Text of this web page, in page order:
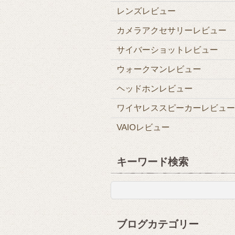
レンズレビュー
カメラアクセサリーレビュー
サイバーショットレビュー
ウォークマンレビュー
ヘッドホンレビュー
ワイヤレススピーカーレビュー
VAIOレビュー
キーワード検索
ブログカテゴリー